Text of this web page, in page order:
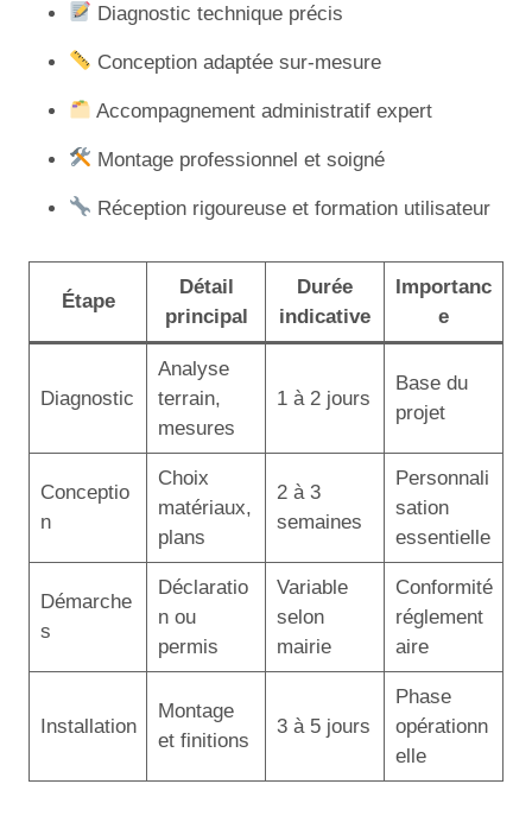
Diagnostic technique précis
Conception adaptée sur-mesure
Accompagnement administratif expert
Montage professionnel et soigné
Réception rigoureuse et formation utilisateur
Étape
Détail
principal
Durée
indicative
Importanc
e
Diagnostic
Analyse
terrain,
mesures
1 à 2 jours
Base du
projet
Conceptio
n
Choix
matériaux,
plans
2 à 3
semaines
Personnali
sation
essentielle
Démarche
s
Déclaratio
n ou
permis
Variable
selon
mairie
Conformité
réglement
aire
Installation
Montage
et finitions
3 à 5 jours
Phase
opérationn
elle